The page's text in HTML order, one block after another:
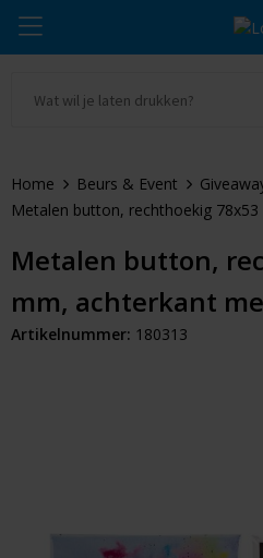
Drinkwaren
Tassen & Reizen
Alle promosnoepje
Zomer
Kerst
Thule
Alle merken
Home Beurs & Event
Metalen button, rechthoekig
Metalen button,
mm, achterkant
Artikelnummer: 180313